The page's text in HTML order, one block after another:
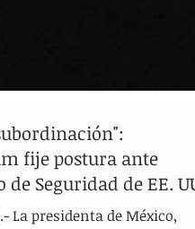
fije postura ante
Seguridad de EE. UU.